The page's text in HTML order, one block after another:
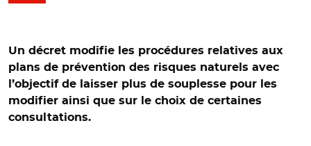
Un décret modifie les procédures relatives aux
plans de prévention des risques naturels avec
l’objectif de laisser plus de souplesse pour les
modifier ainsi que sur le choix de certaines
consultations.